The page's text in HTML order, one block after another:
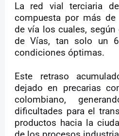
La red vial terciaria
compuesta por más
de vía los cuales,
de Vías, tan solo un
condiciones óptimas.
Este retraso
dejado en precarias
colombiano,
dificultades para el
productos hacia la